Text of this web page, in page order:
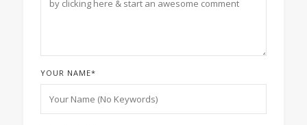
YOUR NAME*